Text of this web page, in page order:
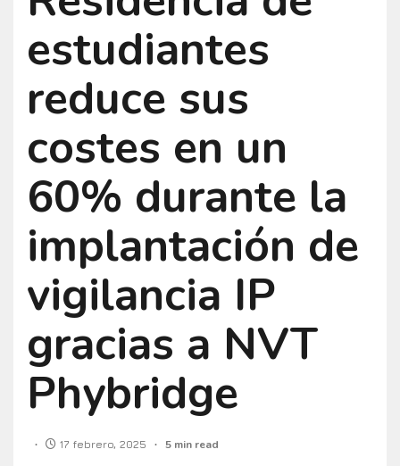
estudiantes
reduce sus
costes en un
60% durante la
implantación de
vigilancia IP
gracias a NVT
Phybridge
17 febrero, 2025 5 min read